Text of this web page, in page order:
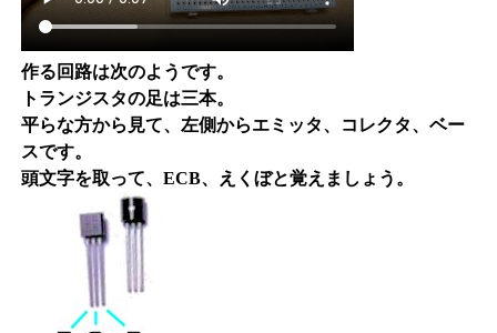
作る回路は次のようです。
トランジスタの足は三本。
平らな方から見て、左側からエミッタ、コレクタ、ベー
スです。
頭文字を取って、ECB、えくぼと覚えましょう。